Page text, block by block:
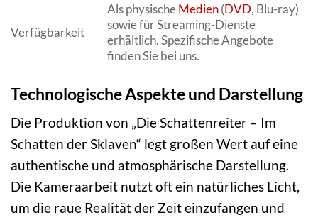
Verfügbarkeit
Als physischeMedien(DVD, Blu-ray)
sowie für Streaming-Dienste
erhältlich. Spezifische Angebote
finden Sie bei uns.
Technologische Aspekte und Darstellung
Die Produktion von „Die Schattenreiter – Im
Schatten der Sklaven“ legt großen Wert auf eine
authentische und atmosphärische Darstellung.
Die Kameraarbeit nutzt oft ein natürliches Licht,
um die raue Realität der Zeit einzufangen und